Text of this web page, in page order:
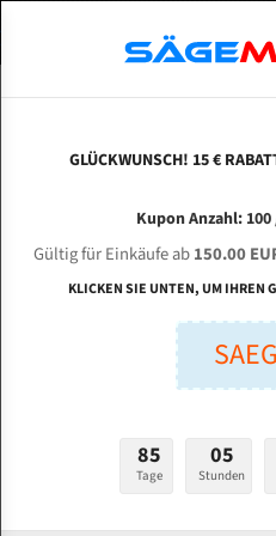
MEGA - KMT KBS 400
Länge
Stärken +
ABOUTS
ENGLISH
Bi-Metall Meterware
Fleischerei Bandsägeblätter
Bandmesser Glatt Meterware
Konvex Meterware
GLÜCKWUNSCH! 15 €
Kupon Anzahl:
Gültig für Einkäufe ab150.00
KLICKEN SIE UNTEN, UM IHREN
85
Tage
05
Stunden